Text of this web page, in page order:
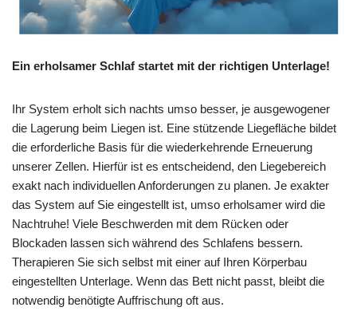
Ein erholsamer Schlaf startet mit der richtigen Unterlage!
Ihr System erholt sich nachts umso besser, je ausgewogener
die Lagerung beim Liegen ist. Eine stützende Liegefläche bildet
die erforderliche Basis für die wiederkehrende Erneuerung
unserer Zellen. Hierfür ist es entscheidend, den Liegebereich
exakt nach individuellen Anforderungen zu planen. Je exakter
das System auf Sie eingestellt ist, umso erholsamer wird die
Nachtruhe! Viele Beschwerden mit dem Rücken oder
Blockaden lassen sich während des Schlafens bessern.
Therapieren Sie sich selbst mit einer auf Ihren Körperbau
eingestellten Unterlage. Wenn das Bett nicht passt, bleibt die
notwendig benötigte Auffrischung oft aus.